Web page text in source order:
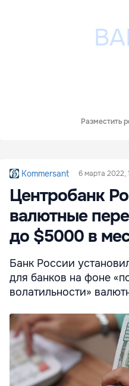
Разместить
Kommersant 6 марта 2022,
Центробанк
валютные
до $5000 в
Банк России
для банков на фоне
волатильности»